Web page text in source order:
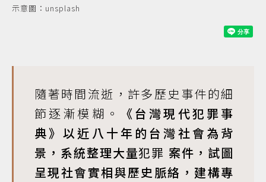
示意圖：unsplash
隨著時間流逝，許多歷史事件的細
節逐漸模糊。
《台灣現代犯罪事
典》以近八十年的台灣社會為背
景，系統整理大量犯罪 案件，試圖
呈現社會實相與歷史脈絡，建構專